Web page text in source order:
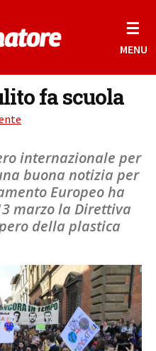
☰
MENU
fa scuola
internazionale per
buona notizia per
Europeo ha
marzo la Direttiva
della plastica